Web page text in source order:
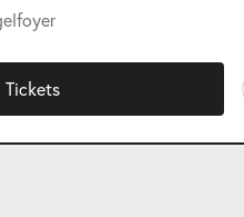
Tickets